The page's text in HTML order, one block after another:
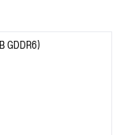
GDDR6)